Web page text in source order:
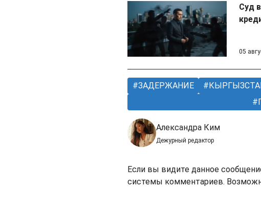
Суд
05
ЗАДЕРЖАНИЕ
Александра Ким
Дежурный редактор
Если вы видите данное
системы комментариев.